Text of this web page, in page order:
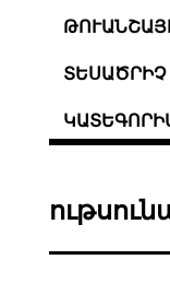
ՏԵՍԱԾՐԻՉ